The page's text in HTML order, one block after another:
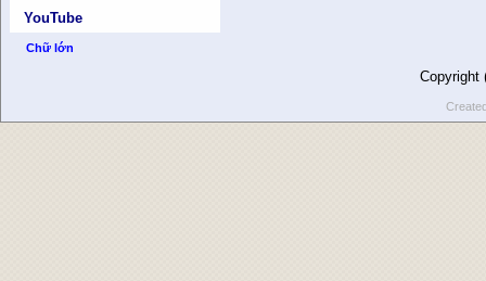
YouTube
Chữ lớn
Copyright